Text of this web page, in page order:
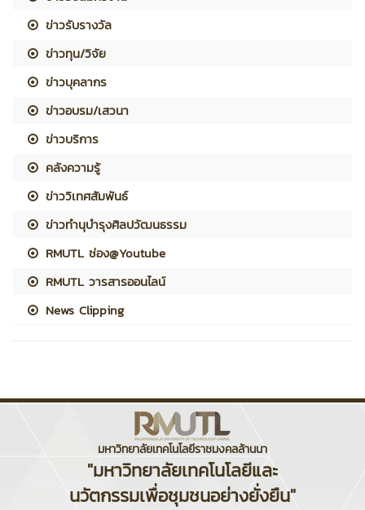
ข่าวรับรางวัล
ข่าวทุน/วิจัย
ข่าวบุคลากร
ข่าวอบรม/เสวนา
ข่าวบริการ
คลังความรู้
ข่าววิเทศสัมพันธ์
ข่าวทำนุบำรุงศิลปวัฒนธรรม
RMUTL ช่อง@Youtube
RMUTL วารสารออนไลน์
News Clipping
มหาวิทยาลัยเทคโนโลยีราชมงคลล้านนา
"มหาวิทยาลัยเทคโนโลยีและ
นวัตกรรมเพื่อชุมชนอย่างยั่งยืน"